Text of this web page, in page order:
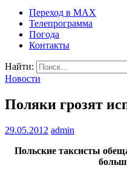
АГЕНТСТВО
«ВЕСТИ»)
Переход в MAX
Телепрограмма
Погода
Контакты
Найти:
Новости
Поляки грозят
29.05.2012 admin
Польские таксисты